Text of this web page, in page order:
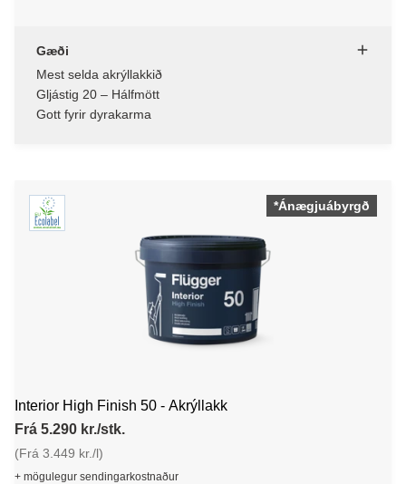
Gæði
Mest selda akrýllakkið
Gljástig 20 – Hálfmött
Gott fyrir dyrakarma
*Ánægjuábyrgð
Interior High Finish 50 - Akrýllakk
Frá 5.290 kr./stk.
(Frá 3.449 kr./l)
+ mögulegur sendingarkostnaður